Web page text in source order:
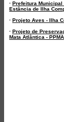
· Prefeitura Municipal
Estância de Ilha
· Projeto Aves - Ilha
· Projeto de
Mata Atlântica - PPMA